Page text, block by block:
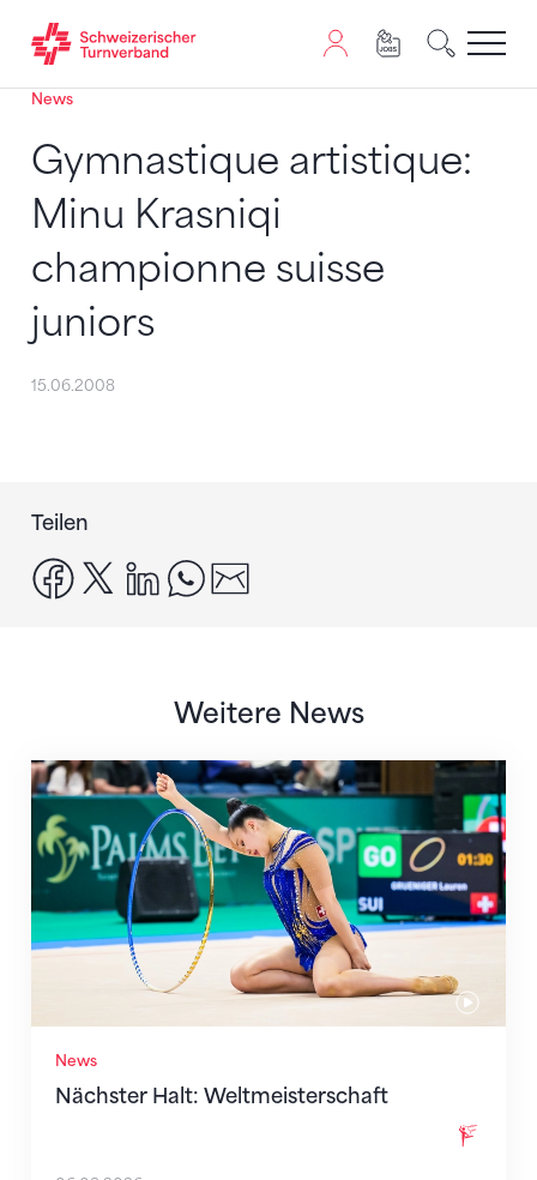
Zum Inhalt springen
Zur Sitemap navigieren
Zum Navigieren dieser Seite wird JavaScript benötigt.
News
Gymnastique artistique:
Minu Krasniqi
championne suisse
juniors
15.06.2008
Teilen
facebook
x linkedinwhatsapp
Weitere News
News
Nächster Halt: Weltmeisterschaft
Nächster Halt: Weltmeisterschaft